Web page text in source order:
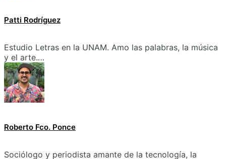
Patti Rodríguez
Estudio Letras en la UNAM. Amo las palabras, la música
y el arte.…
Roberto Fco. Ponce
Sociólogo y periodista amante de la tecnología, la